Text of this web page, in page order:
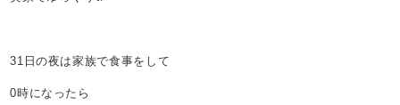
31日の夜は家族で食事をして
0時になったら